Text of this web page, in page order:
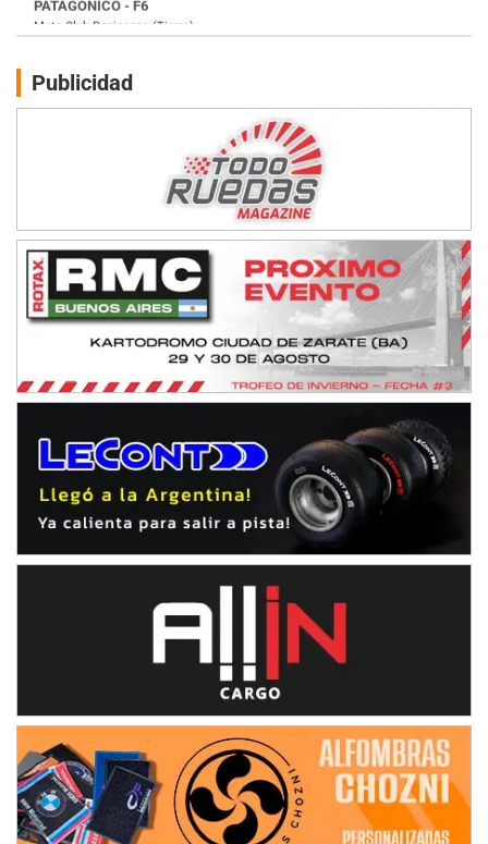
Juventud Unida (Tierra)
Humboldt (Santa Fe)
NORESTE SANTAFESINO - F6
Ciudad de Avellaneda (Asfalto)
Avellaneda (Santa Fe)
José Samuel Sánchez (Tierra)
TUCUMANO - F5
Juan Navarro (Asfalto)
El Timbó (Tucumán)
COBERTURA ESPECIAL DE E-KART.COM.AR
08/09-AGO
IAME SERIES ARGENTINA 6
KDO - F6
Trenque Lauquen (Buenos Aires)
Parque de la Velocidad (Asfalto)
Moto Club Reginense (Tierra)
Gral. E. Godoy (Río Negro)
CSK - F7
Juventud Unida (Tierra)
Humboldt (Santa Fe)
Publicidad